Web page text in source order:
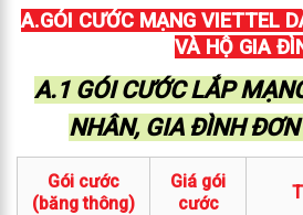
A.GÓI CƯỚC MẠNG VIETTEL
VÀ HỘ GIA
A.1 GÓI CƯỚC LẮP
NHÂN, GIA ĐÌNH
Gói cước
(băng thông)
Giá gói
cước